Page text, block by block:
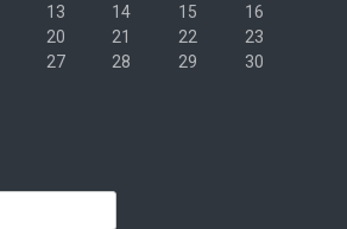
13 14 15
16
20 21 22
23
27 28 29
30